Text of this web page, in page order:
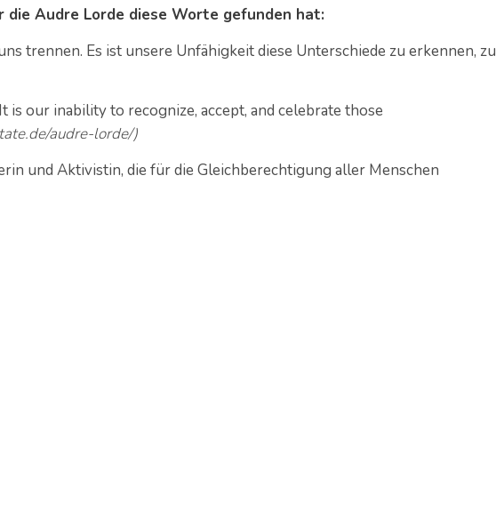
Audre Lorde diese Worte gefunden hat:
trennen. Es ist unsere Unfähigkeit diese Unterschiede zu erkennen, zu
is our inability to recognize, accept, and celebrate those
audre-lorde/)
und Aktivistin, die für die Gleichberechtigung aller Menschen